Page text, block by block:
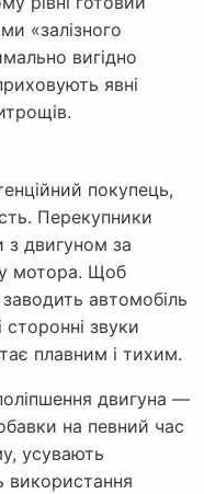
«залізного
вигідно
явні
покупець,
Перекупники
з двигуном за
мотора. Щоб
автомобіль
сторонні звуки
плавним і тихим.
двигуна —
на певний час
усувають
використання